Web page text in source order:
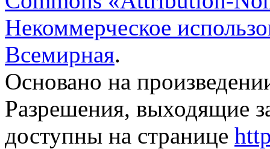
Некоммерческое
Всемирная.
Основано на
Разрешения, выходящие
доступны на странице